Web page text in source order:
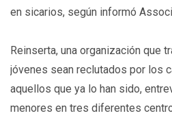
en sicarios, según informó
Reinserta, una organización que
jóvenes sean reclutados por los
aquellos que ya lo han sido,
menores en tres diferentes